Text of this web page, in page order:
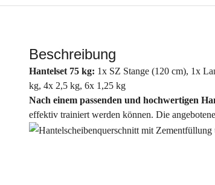
Beschreibung
Hantelset 75 kg: 1x SZ Stange (120 cm), 1x
kg, 4x 2,5 kg, 6x 1,25 kg
Nach einem passenden und hochwertigen
effektiv trainiert werden können. Die